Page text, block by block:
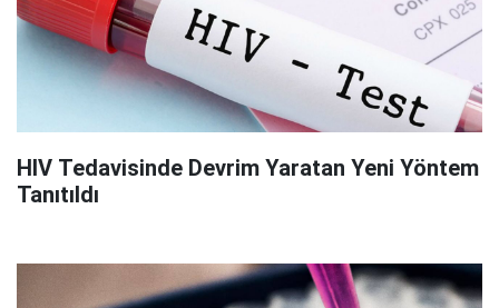
HIV Tedavisinde Devrim Yaratan Yeni Yöntem
Tanıtıldı